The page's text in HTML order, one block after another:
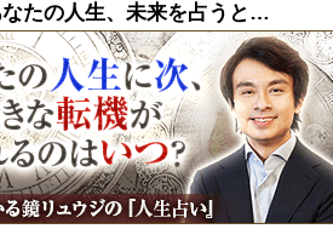
なたの人生、未来を占うと…